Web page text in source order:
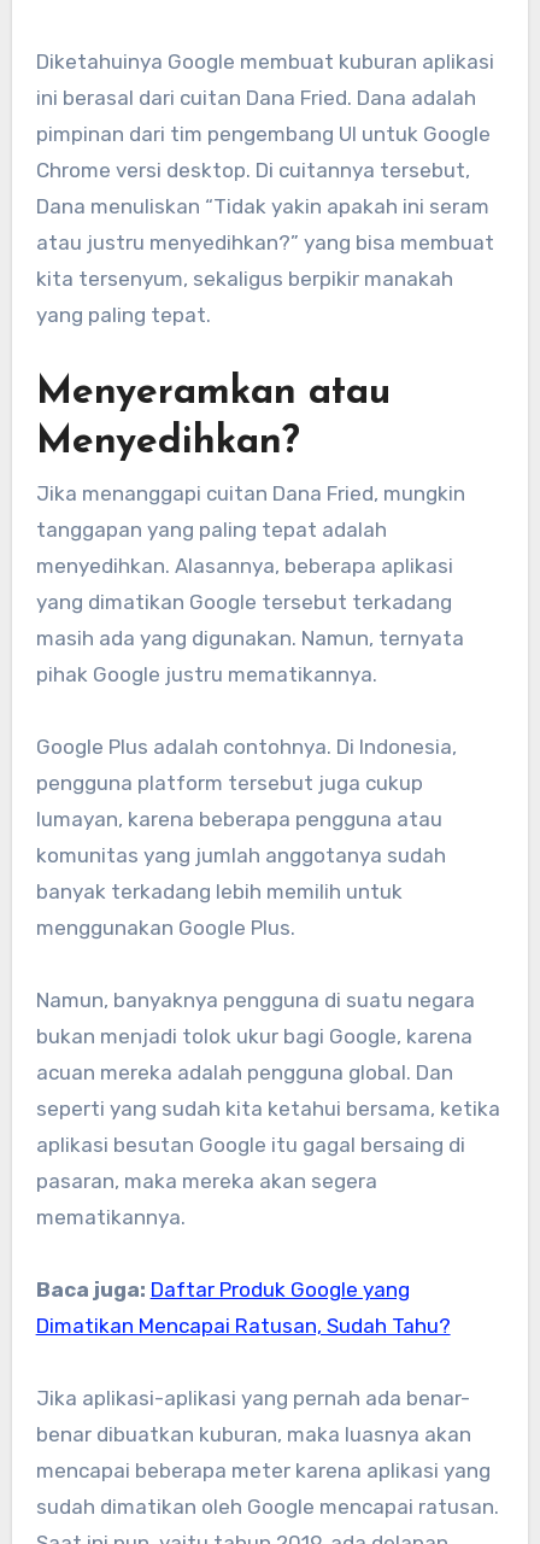
Diketahuinya Google membuat kuburan aplikasi
ini berasal dari cuitan Dana Fried. Dana adalah
pimpinan dari tim pengembang UI untuk Google
Chrome versi desktop. Di cuitannya tersebut,
Dana menuliskan “Tidak yakin apakah ini seram
atau justru menyedihkan?” yang bisa membuat
kita tersenyum, sekaligus berpikir manakah
yang paling tepat.
Menyeramkan atau
Menyedihkan?
Jika menanggapi cuitan Dana Fried, mungkin
tanggapan yang paling tepat adalah
menyedihkan. Alasannya, beberapa aplikasi
yang dimatikan Google tersebut terkadang
masih ada yang digunakan. Namun, ternyata
pihak Google justru mematikannya.
Google Plus adalah contohnya. Di Indonesia,
pengguna platform tersebut juga cukup
lumayan, karena beberapa pengguna atau
komunitas yang jumlah anggotanya sudah
banyak terkadang lebih memilih untuk
menggunakan Google Plus.
Namun, banyaknya pengguna di suatu negara
bukan menjadi tolok ukur bagi Google, karena
acuan mereka adalah pengguna global. Dan
seperti yang sudah kita ketahui bersama, ketika
aplikasi besutan Google itu gagal bersaing di
pasaran, maka mereka akan segera
mematikannya.
Baca juga: Daftar Produk Google yang
Dimatikan Mencapai Ratusan, Sudah Tahu?
Jika aplikasi-aplikasi yang pernah ada benar-
benar dibuatkan kuburan, maka luasnya akan
mencapai beberapa meter karena aplikasi yang
sudah dimatikan oleh Google mencapai ratusan.